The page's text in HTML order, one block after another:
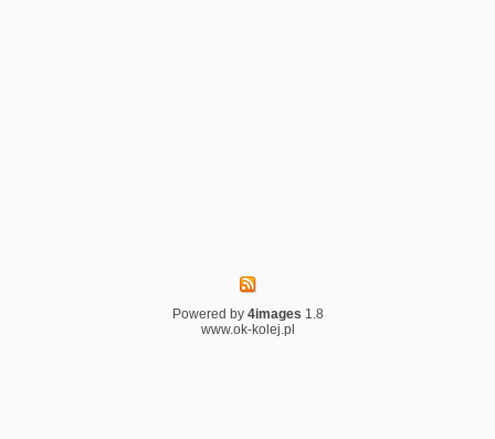
Powered by 4images 1.8
www.ok-kolej.pl